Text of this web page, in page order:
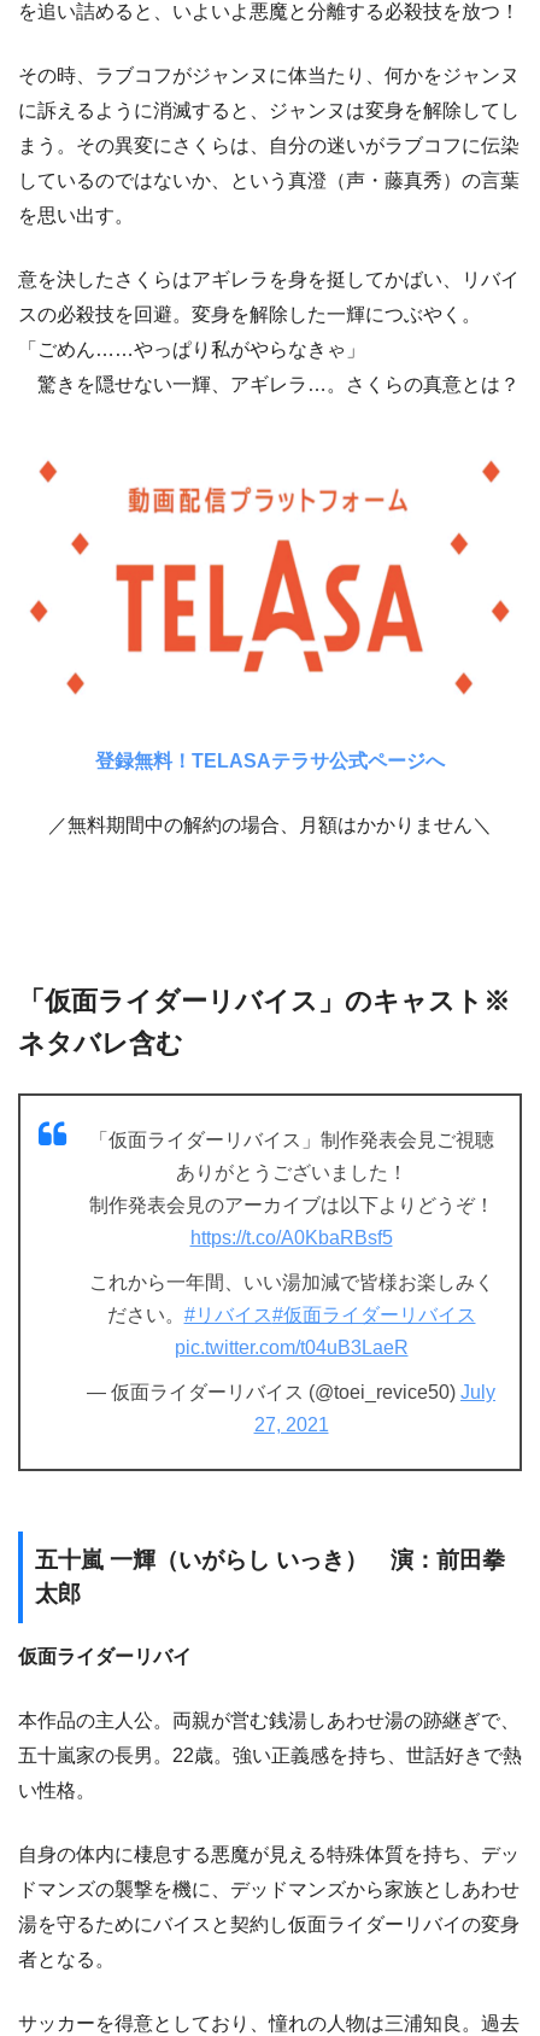
を追い詰めると、いよいよ悪魔と分離する必殺技を放つ！
その時、ラブコフがジャンヌに体当たり、何かをジャンヌ
に訴えるように消滅すると、ジャンヌは変身を解除してし
まう。その異変にさくらは、自分の迷いがラブコフに伝染
しているのではないか、という真澄（声・藤真秀）の言葉
を思い出す。
意を決したさくらはアギレラを身を挺してかばい、リバイ
スの必殺技を回避。変身を解除した一輝につぶやく。
「ごめん……やっぱり私がやらなきゃ」
驚きを隠せない一輝、アギレラ…。さくらの真意とは？
登録無料！TELASAテラサ公式ページへ
／無料期間中の解約の場合、月額はかかりません＼
「仮面ライダーリバイス」のキャスト※
ネタバレ含む
「仮面ライダーリバイス」制作発表会見ご視聴
ありがとうございました！
制作発表会見のアーカイブは以下よりどうぞ！
https://t.co/A0KbaRBsf5
これから一年間、いい湯加減で皆様お楽しみく
ださい。 #リバイス#仮面ライダーリバイス
pic.twitter.com/t04uB3LaeR
— 仮面ライダーリバイス (@toei_revice50) July
27, 2021
五十嵐 一輝（いがらし いっき） 演：前田拳
太郎
仮面ライダーリバイ
本作品の主人公。両親が営む銭湯しあわせ湯の跡継ぎで、
五十嵐家の長男。22歳。強い正義感を持ち、世話好きで熱
い性格。
自身の体内に棲息する悪魔が見える特殊体質を持ち、デッ
ドマンズの襲撃を機に、デッドマンズから家族としあわせ
湯を守るためにバイスと契約し仮面ライダーリバイの変身
者となる。
サッカーを得意としており、憧れの人物は三浦知良。過去